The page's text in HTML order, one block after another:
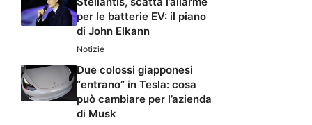
per le batterie EV: il piano
di John Elkann
Notizie
Due colossi giapponesi
“entrano” in Tesla: cosa
può cambiare per l’azienda
di Musk